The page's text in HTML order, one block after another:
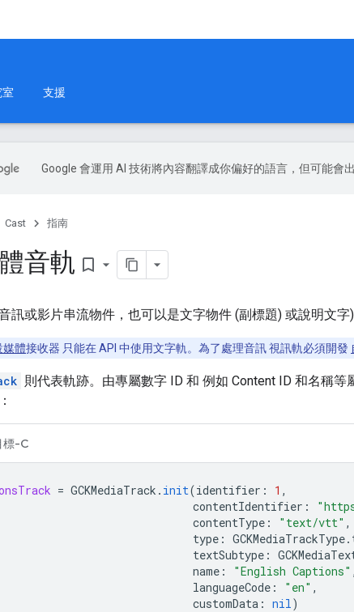
支援
Google 會運用 AI 技術將內容翻譯成你偏好的語言，但可能會出
Cast 指南
音軌 bookmark_border
訊或影片串流物件，也可以是文字物件 (副標題) 或說明文字)
媒體接收器 只能在 API 中使用文字軌。為了處理音訊 視訊軌必須開發
則代表軌跡。由專屬數字 ID 和 例如 Content ID 和名稱等
標-C
= GCKMediaTrack . init(identifier : 1 ,
contentIdentifier :
contentType : "text/vtt" ,
type : GCKMediaTrackType.
textSubtype :
name : "English Captions" ,
languageCode : "en" ,
customData : nil)